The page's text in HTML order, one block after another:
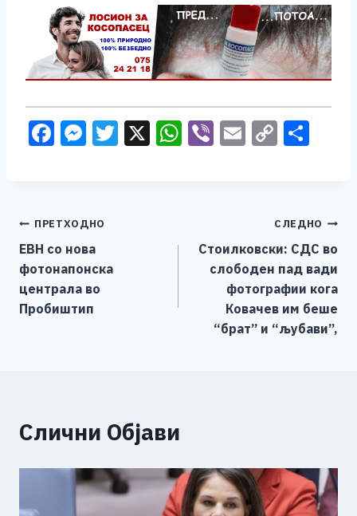
F
b
o
o
k
M
n
g
er
T X W Vi E C
Li
n
k
Навигација
на
напис
ПРЕТХОДНО
ЕВН со нова
фотонапонска
централа во
Пробиштип
СЛЕДНО
Стоилковски: СДС во
слободен пад вади
фотографии кога
Ковачев им беше
“брат” и “љубави”,
Слични Објави